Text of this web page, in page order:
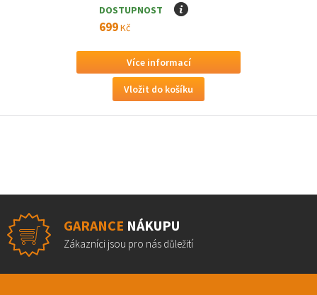
DOSTUPNOST I
699Kč
Více informací
GARANCE NÁKUPU
Zákazníci jsou pro nás důležití